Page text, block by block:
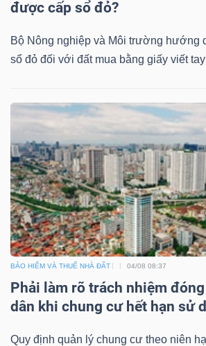
được cấp sổ đỏ?
Bộ Nông nghiệp và Môi trường hướng
sổ đỏ đối với đất mua bằng giấy viết
BẢO HIỂM VÀ THUẾ NHÀ ĐẤT 04/08 08:37
Phải làm rõ trách nhiệm
dân khi chung cư hết hạn sử
Quy định quản lý chung cư theo niên